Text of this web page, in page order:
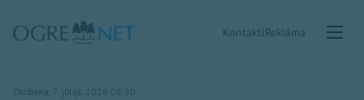
KontaktiReklāma
Otrdiena, 7. jūlijs, 2026 08:50